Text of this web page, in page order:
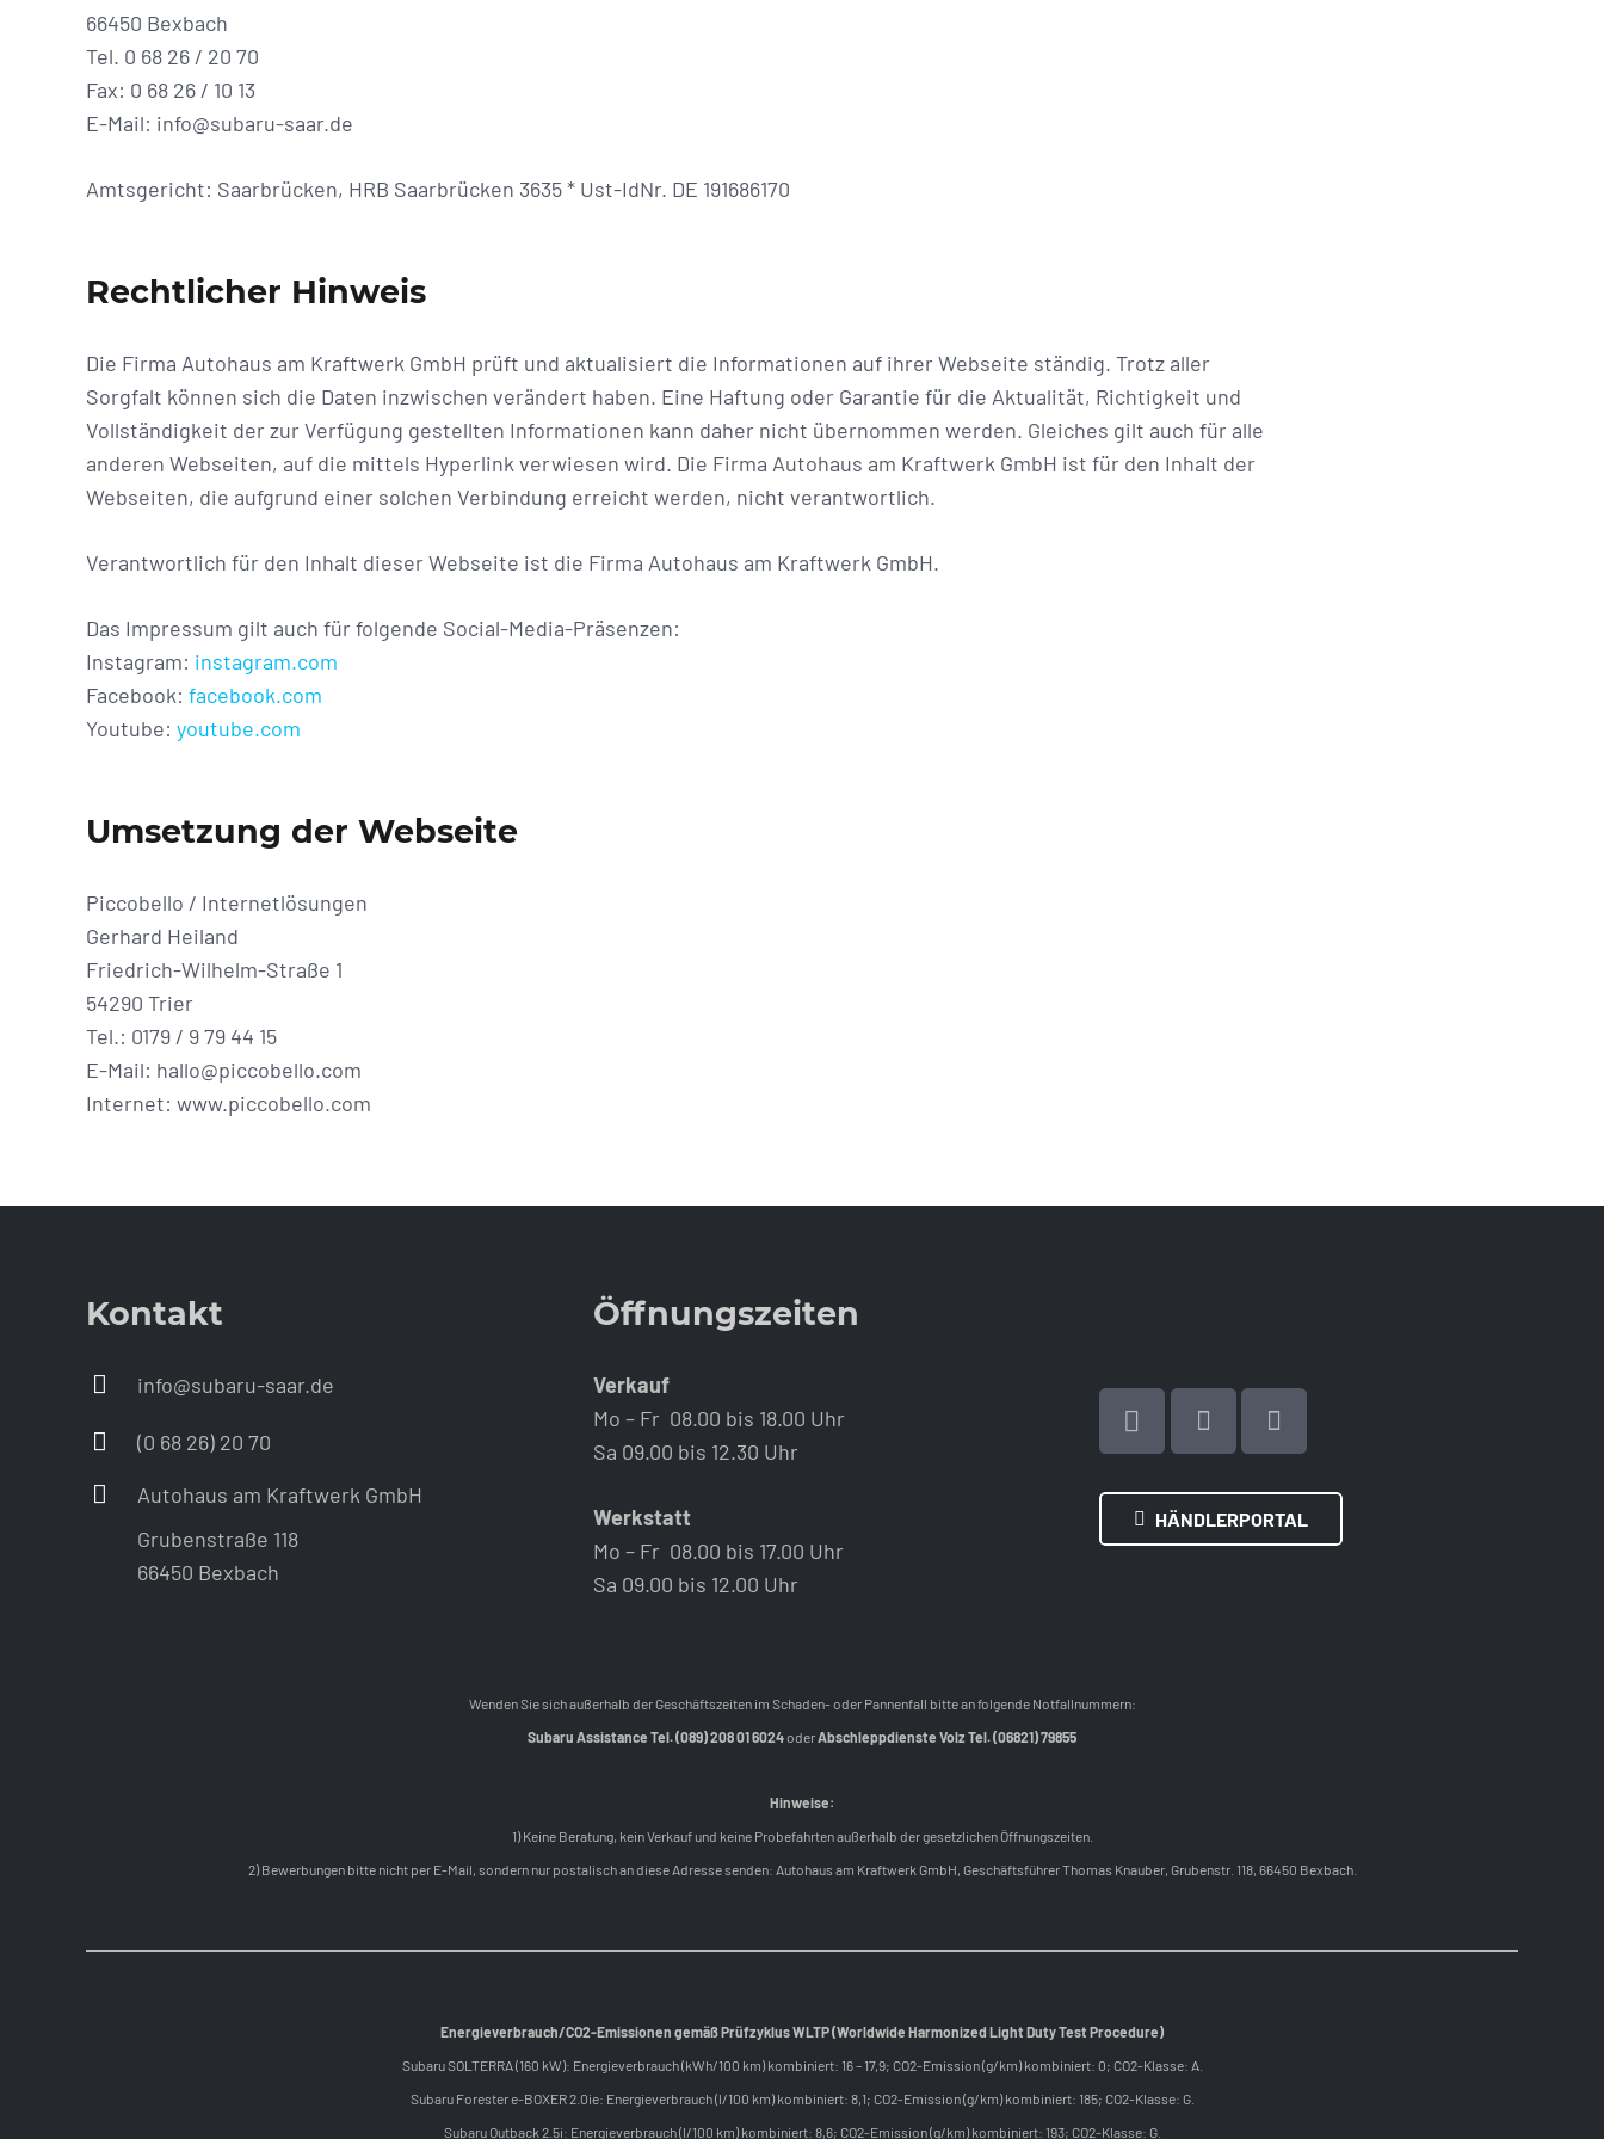
66450 Bexbach
Tel. 0 68 26 / 20 70
Fax: 0 68 26 / 10 13
E-Mail: info@subaru-saar.de
Amtsgericht: Saarbrücken, HRB Saarbrücken 3635 * Ust-IdNr. DE 191686170
Rechtlicher Hinweis
Die Firma Autohaus am Kraftwerk GmbH prüft und aktualisiert die Informationen auf ihrer Webseite ständig. Trotz aller
Sorgfalt können sich die Daten inzwischen verändert haben. Eine Haftung oder Garantie für die Aktualität, Richtigkeit und
Vollständigkeit der zur Verfügung gestellten Informationen kann daher nicht übernommen werden. Gleiches gilt auch für alle
anderen Webseiten, auf die mittels Hyperlink verwiesen wird. Die Firma Autohaus am Kraftwerk GmbH ist für den Inhalt der
Webseiten, die aufgrund einer solchen Verbindung erreicht werden, nicht verantwortlich.
Verantwortlich für den Inhalt dieser Webseite ist die Firma Autohaus am Kraftwerk GmbH.
Das Impressum gilt auch für folgende Social-Media-Präsenzen:
Instagram: instagram.com
Facebook: facebook.com
Youtube: youtube.com
Umsetzung der Webseite
Piccobello / Internetlösungen
Gerhard Heiland
Friedrich-Wilhelm-Straße 1
54290 Trier
Tel.: 0179 / 9 79 44 15
E-Mail: hallo@piccobello.com
Internet: www.piccobello.com
Kontakt
info@subaru-saar.de
(0 68 26) 20 70
Autohaus am Kraftwerk GmbH
Grubenstraße 118
66450 Bexbach
Öffnungszeiten
Verkauf
Mo – Fr 08.00 bis 18.00 Uhr
Sa 09.00 bis 12.30 Uhr
Werkstatt
Mo – Fr 08.00 bis 17.00 Uhr
Sa 09.00 bis 12.00 Uhr
HÄNDLERPORTAL
Wenden Sie sich außerhalb der Geschäftszeiten im Schaden- oder Pannenfall bitte an folgende Notfallnummern:
Subaru Assistance Tel. (089) 208 01 6024oderAbschleppdienste Volz Tel. (06821) 79855
Hinweise:
1) Keine Beratung, kein Verkauf und keine Probefahrten außerhalb der gesetzlichen Öffnungszeiten.
2) Bewerbungen bitte nicht per E-Mail, sondern nur postalisch an diese Adresse senden: Autohaus am Kraftwerk GmbH, Geschäftsführer Thomas Knauber, Grubenstr. 118, 66450 Bexbach.
Energieverbrauch/CO2-Emissionen gemäß Prüfzyklus WLTP (Worldwide Harmonized Light Duty Test Procedure)
Subaru SOLTERRA (160 kW): Energieverbrauch (kWh/100 km) kombiniert: 16 – 17,9; CO2-Emission (g/km) kombiniert: 0; CO2-Klasse: A.
Subaru Forester e-BOXER 2.0ie: Energieverbrauch (l/100 km) kombiniert: 8,1; CO2-Emission (g/km) kombiniert: 185; CO2-Klasse: G.
Subaru Outback 2.5i: Energieverbrauch (l/100 km) kombiniert: 8,6; CO2-Emission (g/km) kombiniert: 193; CO2-Klasse: G.